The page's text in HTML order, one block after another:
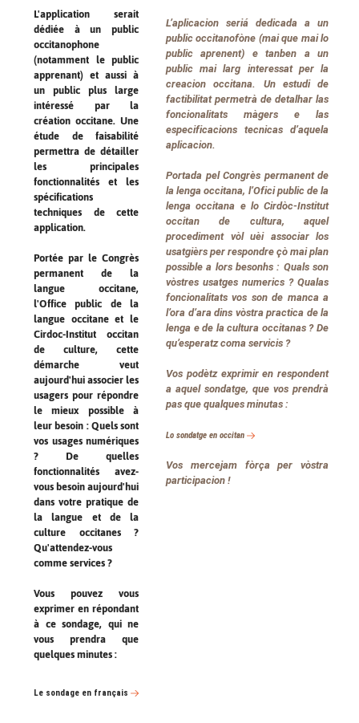
L'application serait
dédiée à un public
occitanophone
(notamment le public
apprenant) et aussi à
un public plus large
intéressé par la
création occitane. Une
étude de faisabilité
permettra de détailler
les principales
fonctionnalités et les
spécifications
techniques de cette
application.
Portée par le Congrès
permanent de la
langue occitane,
l'Office public de la
langue occitane et le
Cirdoc-Institut occitan
de culture, cette
démarche veut
aujourd'hui associer les
usagers pour répondre
le mieux possible à
leur besoin : Quels sont
vos usages numériques
? De quelles
fonctionnalités avez-
vous besoin aujourd'hui
dans votre pratique de
la langue et de la
culture occitanes ?
Qu'attendez-vous
comme services ?
Vous pouvez vous
exprimer en répondant
à ce sondage, qui ne
vous prendra que
quelques minutes :
Le sondage en français
L’aplicacion seriá dedicada a un
public occitanofòne (mai que mai lo
public aprenent) e tanben a un
public mai larg interessat per la
creacion occitana. Un estudi de
factibilitat permetrà de detalhar las
foncionalitats màgers e las
especificacions tecnicas d’aquela
aplicacion.
Portada pel Congrès permanent de
la lenga occitana, l’Ofici public de la
lenga occitana e lo Cirdòc-Institut
occitan de cultura, aquel
procediment vòl uèi associar los
usatgièrs per respondre çò mai plan
possible a lors besonhs : Quals son
vòstres usatges numerics ? Qualas
foncionalitats vos son de manca a
l’ora d’ara dins vòstra practica de la
lenga e de la cultura occitanas ? De
qu’esperatz coma servicis ?
Vos podètz exprimir en respondent
a aquel sondatge, que vos prendrà
pas que qualques minutas :
Lo sondatge en occitan
Vos mercejam fòrça per vòstra
participacion !